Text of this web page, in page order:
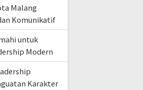
Malang
Komunikatif
untuk
Modern
Karakter